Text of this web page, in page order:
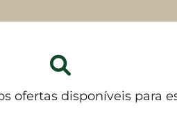
ofertas disponíveis para